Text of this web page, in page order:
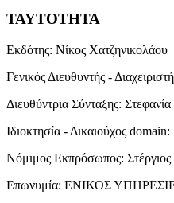
ΤΑΥΤΟΤΗΤΑ
Εκδότης: Νίκος Χατζηνικολάου
Γενικός Διευθυντής -
Διευθύντρια Σύνταξης:
Ιδιοκτησία - Δικαιούχος domain:
Νόμιμος Εκπρόσωπος:
Επωνυμία: ΕΝΙΚΟΣ